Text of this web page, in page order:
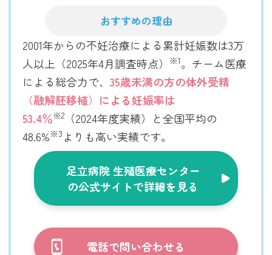
おすすめの理由
2001年からの不妊治療による累計妊娠数は3万
人以上（2025年4月調査時点）
※1。チーム医療
による総合力で、35歳未満の方の体外受精
（融解胚移植）による妊娠率は
53.4％※2 （2024年度実績）と全国平均の
48.6%※3 よりも高い実績です。
足立病院 生殖医療センター
の公式サイトで詳細を見る
電話で問い合わせる